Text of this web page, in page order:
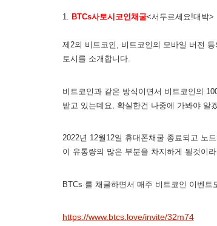
1. BTCs사토시코인채굴<서두르세요!대박>
제2의 비트코인, 비트코인의 모바일 버전
토시를 소개합니다.
비트코인과 같은 방식이면서 비트코인의
받고 있는데요, 확실한건 나중에 가봐야 알
2022년 12월12일 휴대폰채굴 종료되고 노
이 유통량의 많은 부분을 차지하게 될것이
BTCs 를 채굴하면서 매주 비트코인 이벤트
https://www.btcs.love/invite/32m74